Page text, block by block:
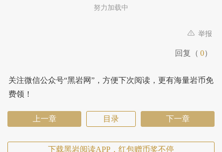
努力加载中
举报
回复（ 0）
关注微信公众号“黑岩网”，方便下次阅读，更有海量岩币免
费领！
上一章 目录 下一章
下载黑岩阅读APP，红包赠币奖不停